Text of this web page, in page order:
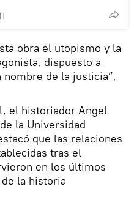
obra el utopismo y la
dispuesto a
de la justicia”,
el historiador Angel
la Universidad
que las relaciones
tras el
en los últimos
la historia